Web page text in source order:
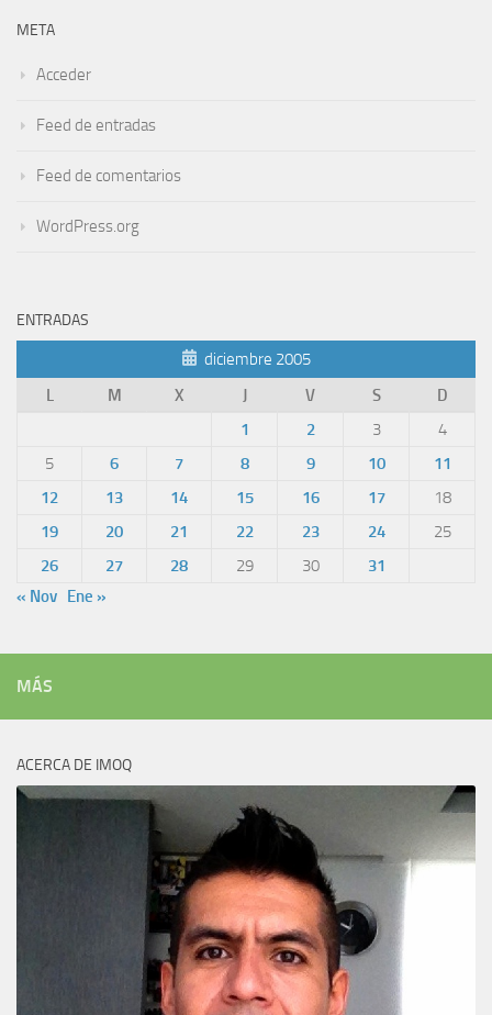
META
Acceder
Feed de entradas
Feed de comentarios
WordPress.org
ENTRADAS
diciembre 2005
L
M X J V S
D
1
2 3
4
5
6 7 8 9 10
11
12
13 14 15 16 17
18
19
20 21 22 23 24
25
26
27 28 29 30
31
« Nov Ene »
MÁS
ACERCA DE IMOQ